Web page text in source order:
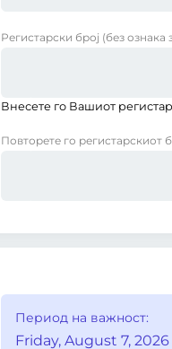
Регистарски број (без ознака
Внесете го Вашиот
Повторете го регистарскиот
Период на важност:
Friday, August 7, 2026